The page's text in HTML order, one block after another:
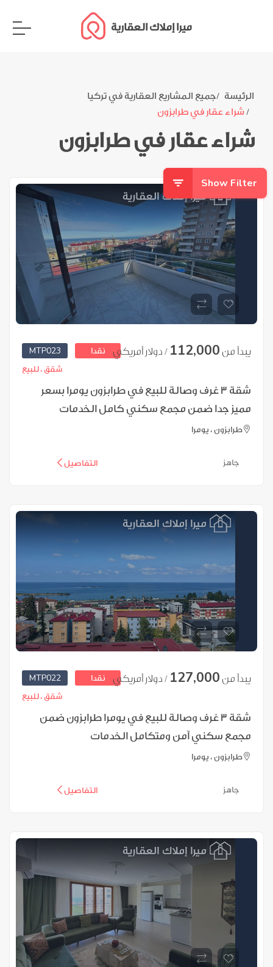
ميرا إملاك العقارية
الرئيسة
جميع المشاريع العقارية في تركيا
شراء عقار في طرابزون
شراء عقار في طرابزون
Show Filter
MTP023 نقدا يبدأ من 112,000 / دولار أمريكي
شقق ،للبيع
شقة 3 غرف وصالة للبيع في طرابزون يومرا بسعر
مميز جدا ضمن مجمع سكني كامل الخدمات
طرابزون ، يومرا
التفاصيل
MTP022 نقدا يبدأ من 127,000 / دولار أمريكي
شقق ،للبيع
شقة 3 غرف وصالة للبيع في يومرا طرابزون ضمن
مجمع سكني آمن ومتكامل الخدمات
طرابزون ، يومرا
التفاصيل